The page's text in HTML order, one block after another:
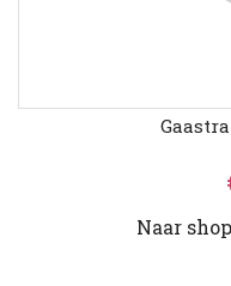
Naar shop